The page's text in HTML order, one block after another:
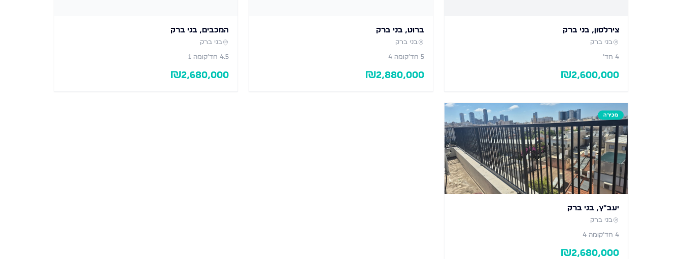
צירלסון, בני ברק
בני ברק
4 חד׳
₪2,600,000
ברוט, בני ברק
בני ברק
5 חד׳קומה 4
₪2,880,000
המכבים, בני ברק
בני ברק
4.5 חד׳קומה 1
₪2,680,000
מכירה
יעב"ץ, בני ברק
בני ברק
4 חד׳קומה 4
₪2,680,000